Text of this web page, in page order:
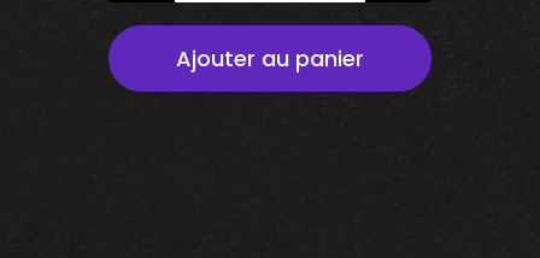
PACK
HIGH
Ajouter au panier